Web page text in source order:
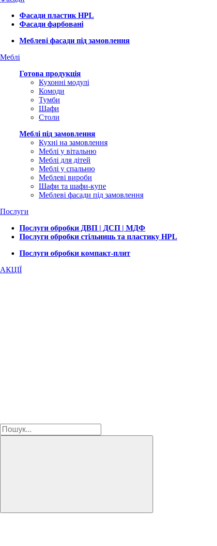
Фасади пластик HPL
Фасади фарбовані
Меблеві фасади під замовлення
Меблі
Готова продукція
Кухонні модулі
Комоди
Тумби
Шафи
Столи
Меблі під замовлення
Кухні на замовлення
Меблі у вітальню
Меблі для дітей
Меблі у спальню
Меблеві вироби
Шафи та шафи-купе
Меблеві фасади під замовлення
Послуги
Послуги обробки ДВП | ДСП | МДФ
Послуги обробки стільниць та пластику HPL
Послуги обробки компакт-плит
АКЦІЇ